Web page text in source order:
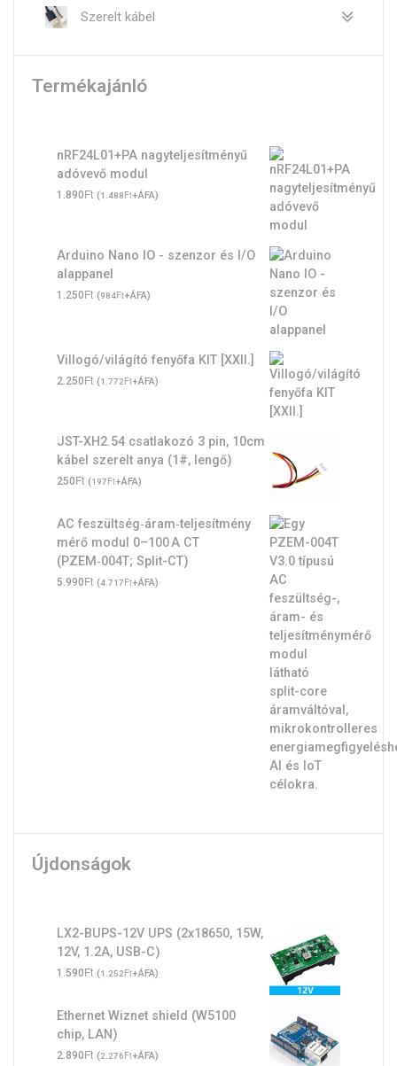
Szerelt kábel
Termékajánló
nRF24L01+PA nagyteljesítményű
adóvevő modul
1.890Ft (1.488Ft+ÁFA)
Arduino Nano IO - szenzor és I/O
alappanel
1.250Ft (984Ft+ÁFA)
Villogó/világító fenyőfa KIT [XXII.]
2.250Ft (1.772Ft+ÁFA)
JST-XH2.54 csatlakozó 3 pin, 10cm
kábel szerelt anya (1#, lengő)
250Ft (197Ft+ÁFA)
AC feszültség‑áram‑teljesítmény
mérő modul 0–100 A CT
(PZEM‑004T; Split-CT)
5.990Ft (4.717Ft+ÁFA)
Újdonságok
LX2-BUPS-12V UPS (2x18650, 15W,
12V, 1.2A, USB-C)
1.590Ft (1.252Ft+ÁFA)
Ethernet Wiznet shield (W5100
chip, LAN)
2.890Ft (2.276Ft+ÁFA)